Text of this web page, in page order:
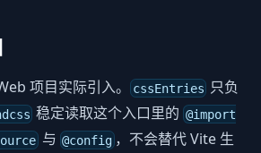
项目实际引入。 cssEntries 只负
稳定读取这个入口里的@import
与 @config，不会替代 Vite 生